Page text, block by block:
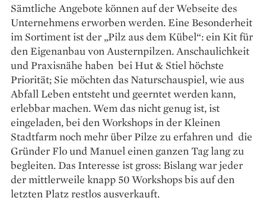
Sämtliche Angebote können auf der Webseite des
Unternehmens erworben werden. Eine Besonderheit
im Sortiment ist der „Pilz aus dem Kübel“: ein Kit für
den Eigenanbau von Austernpilzen. Anschaulichkeit
und Praxisnähe haben bei Hut & Stiel höchste
Priorität; Sie möchten das Naturschauspiel, wie aus
Abfall Leben entsteht und geerntet werden kann,
erlebbar machen. Wem das nicht genug ist, ist
eingeladen, bei den Workshops in der Kleinen
Stadtfarm noch mehr über Pilze zu erfahren und die
Gründer Flo und Manuel einen ganzen Tag lang zu
begleiten. Das Interesse ist gross: Bislang war jeder
der mittlerweile knapp 50 Workshops bis auf den
letzten Platz restlos ausverkauft.